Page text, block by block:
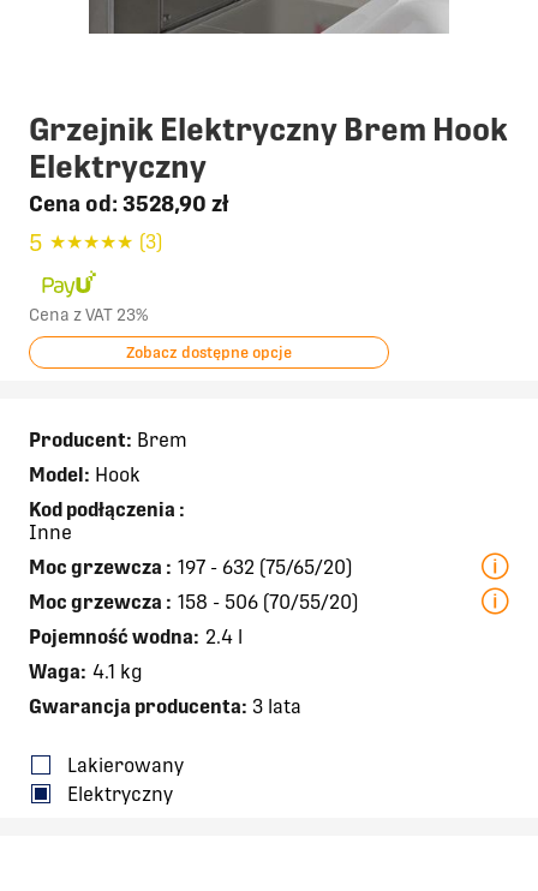
Grzejnik Elektryczny Brem Hook
Elektryczny
Cena od: 3528,90 zł
5 ★★★★★ (3)
Cena z VAT 23%
Zobacz dostępne opcje
Producent: Brem
Model: Hook
Kod podłączenia :
Inne
Moc grzewcza : 197 - 632 (75/65/20)
Moc grzewcza : 158 - 506 (70/55/20)
Pojemność wodna: 2.4 l
Waga: 4.1 kg
Gwarancja producenta: 3 lata
Lakierowany
Elektryczny